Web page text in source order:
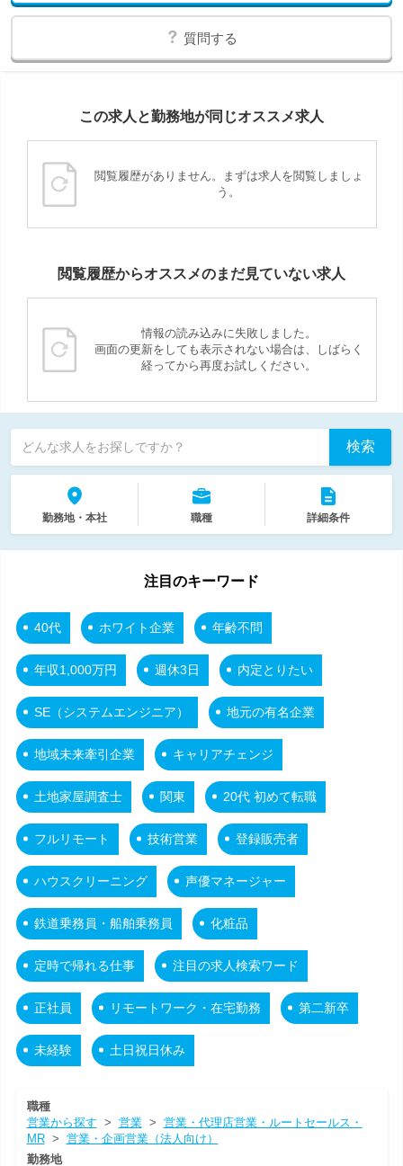
質問する
この求人と勤務地が同じオススメ求人
閲覧履歴がありません。まずは求人を閲覧しましょ
う。
閲覧履歴からオススメのまだ見ていない求人
情報の読み込みに失敗しました。
画面の更新をしても表示されない場合は、しばらく
経ってから再度お試しください。
どんな求人をお探しですか？ 検索
勤務地・本社 職種 詳細条件
注目のキーワード
40代 ホワイト企業 年齢不問
年収1,000万円 週休3日 内定とりたい
SE（システムエンジニア） 地元の有名企業
地域未来牽引企業 キャリアチェンジ
土地家屋調査士 関東 20代 初めて転職
フルリモート 技術営業 登録販売者
ハウスクリーニング 声優マネージャー
鉄道乗務員・船舶乗務員 化粧品
定時で帰れる仕事 注目の求人検索ワード
正社員 リモートワーク・在宅勤務 第二新卒
未経験 土日祝日休み
職種
営業から探す > 営業> 営業・代理店営業・ルートセールス・
MR> 営業・企画営業（法人向け）
勤務地